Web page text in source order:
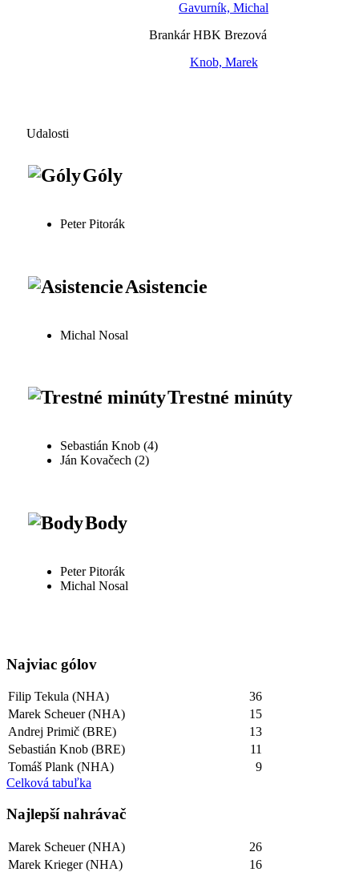
Gavurní­k, Michal
Brankár HBK Brezová
Knob, Marek
Udalosti
Góly
Peter Pitorák
Asistencie
Michal Nosal
Trestné minúty
Sebastián Knob (4)
Ján Kovačech (2)
Body
Peter Pitorák
Michal Nosal
Najviac gólov
Filip Tekula (NHA)
36
Marek Scheuer (NHA)
15
Andrej Primič (BRE)
13
Sebastián Knob (BRE)
11
Tomáš Plank (NHA)
9
Celková tabuľka
Najlepší­ nahrávač
Marek Scheuer (NHA)
26
Marek Krieger (NHA)
16